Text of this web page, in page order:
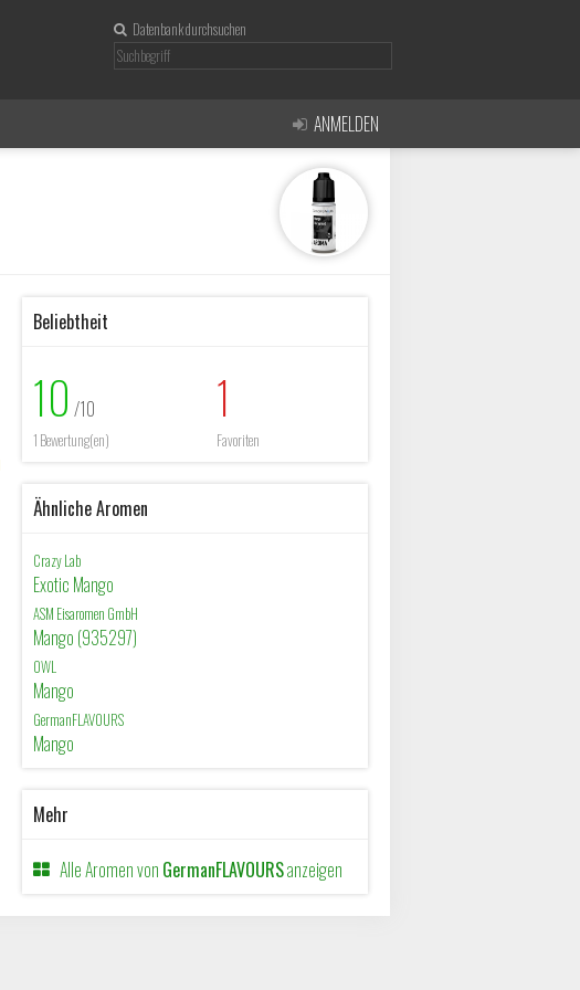
Datenbank durchsuchen
ANMELDEN
Beliebtheit
10 /10
1 Bewertung(en)
1
Favoriten
Ähnliche Aromen
Crazy Lab
Exotic Mango
ASM Eisaromen GmbH
Mango (935297)
OWL
Mango
GermanFLAVOURS
Mango
Mehr
Alle Aromen von GermanFLAVOURSanzeigen